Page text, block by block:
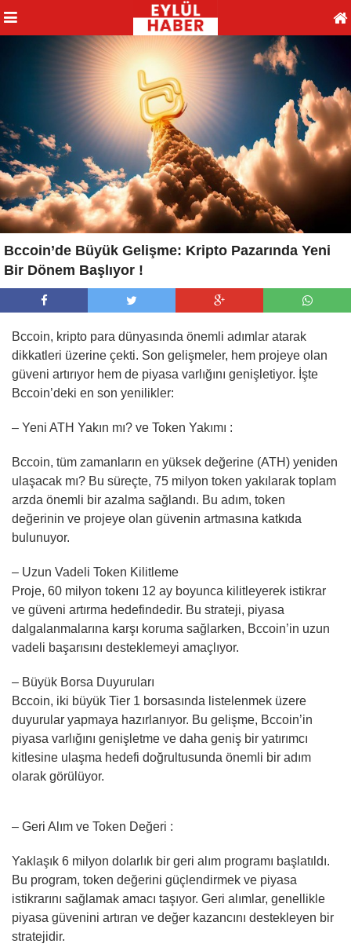
Bccoin’de Büyük Gelişme: Kripto Pazarında Yeni
Bir Dönem Başlıyor !
Bccoin, kripto para dünyasında önemli adımlar atarak
dikkatleri üzerine çekti. Son gelişmeler, hem projeye olan
güveni artırıyor hem de piyasa varlığını genişletiyor. İşte
Bccoin’deki en son yenilikler:
– Yeni ATH Yakın mı? ve Token Yakımı :
Bccoin, tüm zamanların en yüksek değerine (ATH) yeniden
ulaşacak mı? Bu süreçte, 75 milyon token yakılarak toplam
arzda önemli bir azalma sağlandı. Bu adım, token
değerinin ve projeye olan güvenin artmasına katkıda
bulunuyor.
– Uzun Vadeli Token Kilitleme
Proje, 60 milyon tokenı 12 ay boyunca kilitleyerek istikrar
ve güveni artırma hedefindedir. Bu strateji, piyasa
dalgalanmalarına karşı koruma sağlarken, Bccoin’in uzun
vadeli başarısını desteklemeyi amaçlıyor.
– Büyük Borsa Duyuruları
Bccoin, iki büyük Tier 1 borsasında listelenmek üzere
duyurular yapmaya hazırlanıyor. Bu gelişme, Bccoin’in
piyasa varlığını genişletme ve daha geniş bir yatırımcı
kitlesine ulaşma hedefi doğrultusunda önemli bir adım
olarak görülüyor.
– Geri Alım ve Token Değeri :
Yaklaşık 6 milyon dolarlık bir geri alım programı başlatıldı.
Bu program, token değerini güçlendirmek ve piyasa
istikrarını sağlamak amacı taşıyor. Geri alımlar, genellikle
piyasa güvenini artıran ve değer kazancını destekleyen bir
stratejidir.